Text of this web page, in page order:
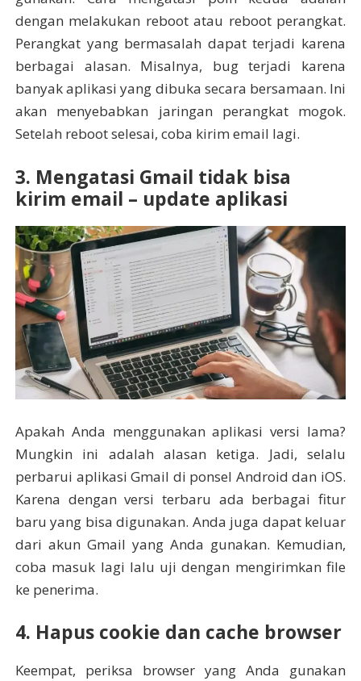
dengan melakukan reboot atau reboot perangkat.
Perangkat yang bermasalah dapat terjadi karena
berbagai alasan. Misalnya, bug terjadi karena
banyak aplikasi yang dibuka secara bersamaan. Ini
akan menyebabkan jaringan perangkat mogok.
Setelah reboot selesai, coba kirim email lagi.
3. Mengatasi Gmail tidak bisa
kirim email – update aplikasi
Apakah Anda menggunakan aplikasi versi lama?
Mungkin ini adalah alasan ketiga. Jadi, selalu
perbarui aplikasi Gmail di ponsel Android dan iOS.
Karena dengan versi terbaru ada berbagai fitur
baru yang bisa digunakan. Anda juga dapat keluar
dari akun Gmail yang Anda gunakan. Kemudian,
coba masuk lagi lalu uji dengan mengirimkan file
ke penerima.
4. Hapus cookie dan cache browser
Keempat, periksa browser yang Anda gunakan